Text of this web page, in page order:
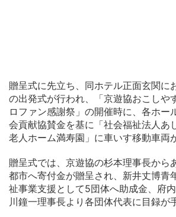
贈呈式に先立ち、同ホテル正面玄関に
の出発式が行われ、「京遊協おこしや
ロファン感謝祭」の開催時に、各ホー
会貢献協賛金を基に「社会福祉法人あ
老人ホーム満寿園」に車いす移動車両
贈呈式では、京遊協の杉本理事長から
都市へ寄付金が贈呈され、新井丈博青
祉事業支援として5団体へ助成金、府
川鐘一理事長より各団体代表に目録が